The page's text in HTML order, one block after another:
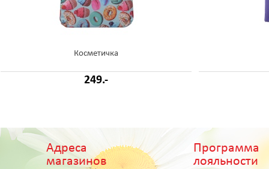
Косметичка
249.-
Адреса
магазинов
Программа
лояльности